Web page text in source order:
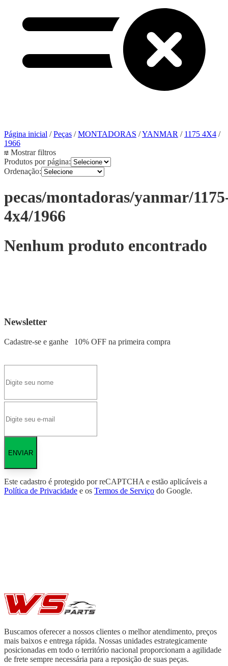
Página inicial /Peças /MONTADORAS /YANMAR / 1175 4X4 /
1966
Mostrar filtros
Produtos por página:
Ordenação:
pecas/montadoras/yanmar/
4x4/1966
Nenhum produto encontrado
Newsletter
Cadastre-se e ganhe 10% OFF na primeira compra
ENVIAR
Este cadastro é protegido por reCAPTCHA e estão aplicáveis a
Política de Privacidade e os Termos de Serviço do Google.
Buscamos oferecer a nossos clientes o melhor atendimento, preços
mais baixos e entrega rápida. Nossas unidades estrategicamente
posicionadas em todo o território nacional proporcionam a agilidade
de frete sempre necessária para a reposição de suas peças.